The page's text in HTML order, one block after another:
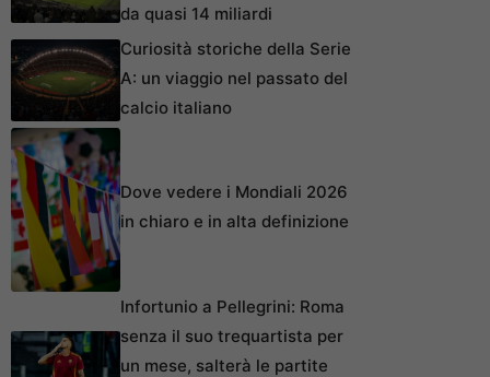
da quasi 14 miliardi
Curiosità storiche della Serie
A: un viaggio nel passato del
calcio italiano
Dove vedere i Mondiali 2026
in chiaro e in alta definizione
Infortunio a Pellegrini: Roma
senza il suo trequartista per
un mese, salterà le partite